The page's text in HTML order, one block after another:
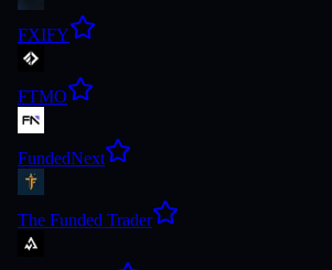
FXIFY
FTMO
FundedNext
The Funded Trader